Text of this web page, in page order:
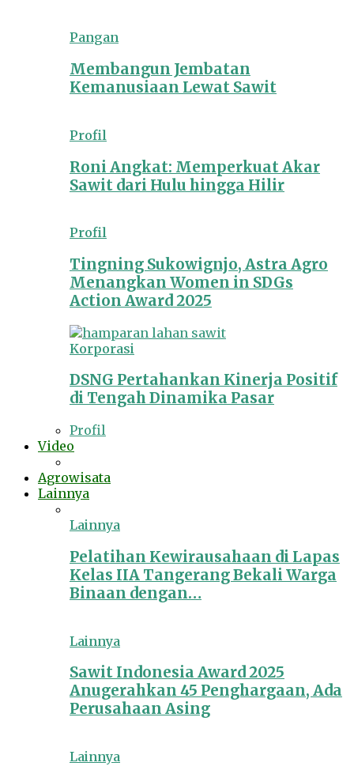
Pangan
Membangun Jembatan
Kemanusiaan Lewat Sawit
Profil
Roni Angkat: Memperkuat Akar
Sawit dari Hulu hingga Hilir
Profil
Tingning Sukowignjo, Astra Agro
Menangkan Women in SDGs
Action Award 2025
Korporasi
DSNG Pertahankan Kinerja Positif
di Tengah Dinamika Pasar
Profil
Video
Agrowisata
Lainnya
Lainnya
Pelatihan Kewirausahaan di Lapas
Kelas IIA Tangerang Bekali Warga
Binaan dengan…
Lainnya
Sawit Indonesia Award 2025
Anugerahkan 45 Penghargaan, Ada
Perusahaan Asing
Lainnya